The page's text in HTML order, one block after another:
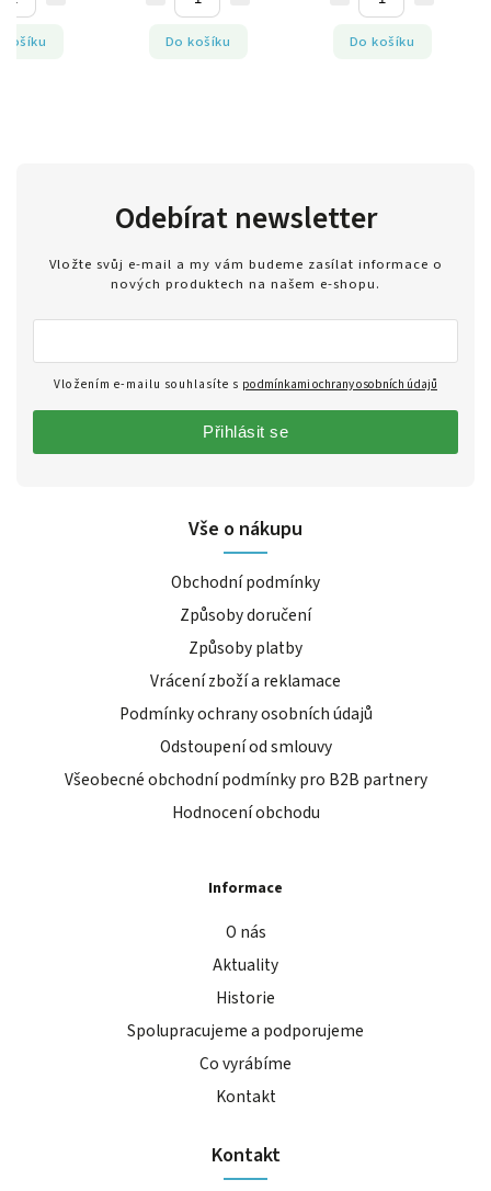
košíku Do košíku Do košíku
Vše o nákupu
Obchodní podmínky
Způsoby doručení
Způsoby platby
Vrácení zboží a reklamace
Podmínky ochrany osobních údajů
Odstoupení od smlouvy
Všeobecné obchodní podmínky pro B2B partnery
Hodnocení obchodu
Informace
O nás
Aktuality
Historie
Spolupracujeme a podporujeme
Co vyrábíme
Kontakt
Odebírat newsletter
Vložte svůj e-mail a my vám budeme zasílat informace o
nových produktech na našem e-shopu.
Vložením e-mailu souhlasíte s podmínkami ochrany osobních údajů
Přihlásit se
Kontakt